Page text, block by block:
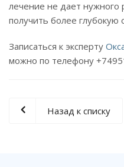
лечение не дает нужного
получить более глубокую
Записаться к эксперту
можно по телефону
Назад к списку